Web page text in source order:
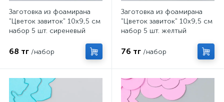
Заготовка из фоамирана
"Цветок завиток" 10х9,5 см
набор 5 шт. сиреневый
68 тг /набор
Заготовка из фоамирана
"Цветок завиток" 10х9,5 см
набор 5 шт. желтый
76 тг /набор